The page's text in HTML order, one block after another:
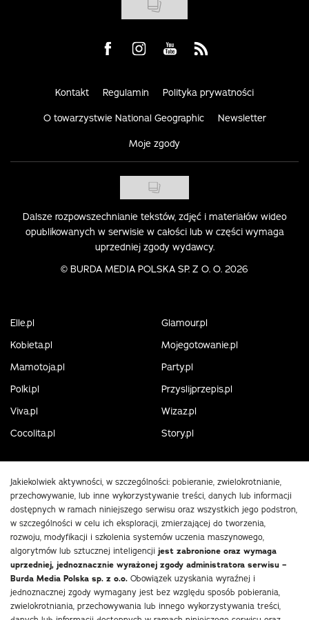
Visit us on Facebook
Visit us on Instagram
Visit us on Youtube
Visit us on Rss
Kontakt Regulamin Polityka prywatności
O towarzystwie National Geographic Newsletter
Moje zgody
Dalsze rozpowszechnianie tekstów, zdjęć i materiałów wideo
opublikowanych w serwisie w całości lub w części wymaga
uprzedniej zgody wydawcy.
© BURDA MEDIA POLSKA SP. Z O. O. 2026
Elle.pl
Glamour.pl
Kobieta.pl
Mojegotowanie.pl
Mamotoja.pl
Party.pl
Polki.pl
Przyslijprzepis.pl
Viva.pl
Wizaz.pl
Cocolita.pl
Story.pl
Jakiekolwiek aktywności, w szczególności: pobieranie, zwielokrotnianie,
przechowywanie, lub inne wykorzystywanie treści, danych lub informacji
dostępnych w ramach niniejszego serwisu oraz wszystkich jego podstron,
w szczególności w celu ich eksploracji, zmierzającej do tworzenia,
rozwoju, modyfikacji i szkolenia systemów uczenia maszynowego,
algorytmów lub sztucznej inteligencji jest zabronione oraz wymaga
uprzedniej, jednoznacznie wyrażonej zgody administratora serwisu –
Burda Media Polska sp. z o.o. Obowiązek uzyskania wyraźnej i
jednoznacznej zgody wymagany jest bez względu sposób pobierania,
zwielokrotniania, przechowywania lub innego wykorzystywania treści,